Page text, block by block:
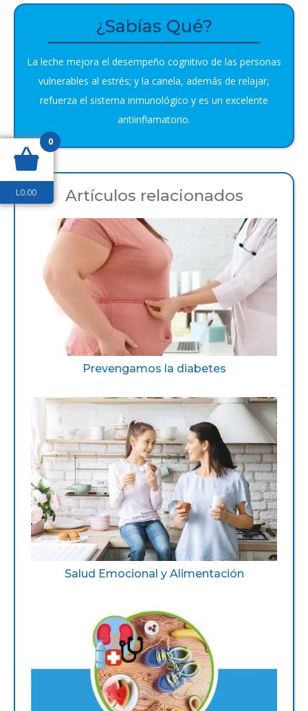
¿Sabías Qué?
La leche mejora el desempeño cognitivo de las personas
vulnerables al estrés; y la canela, además de relajar,
refuerza el sistema inmunológico y es un excelente
antiinflamatorio.
Artículos relacionados
Prevengamos la diabetes
Salud Emocional y Alimentación
0
L0.00